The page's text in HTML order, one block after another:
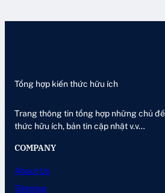
Tổng hợp kiến thức hữu ích
Trang thông tin tổng hợp những chủ
thức hữu ích, bản tin cập nhật v.v…
COMPANY
About Us
Sitemap